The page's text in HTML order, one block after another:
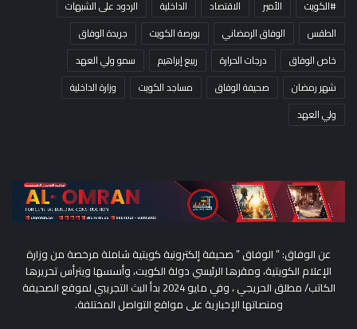
#الكويت الأمير الاقتصاد الداخلية
الردود على الشبهات
الطقس
الوفاق الرمضاني بورصة الكويت
جريدة الوفاق
خاص الوفاق
درجات الحرارة ربيع إبراهيم
سمو ولي العهد
شهر رمضان
صحيفة الوفاق مساجد الكويت
وزارة الداخلية
ولي العهد
عن الوفاق: ” الوفاق ” صحيفة إلكترونية كويتية شاملة مرخصة من وزارة
الإعلام الكويتية، ومقرها الرئيسي دولة الكويت، وأسسها ويترأس تحريرها
الكاتب/ مطلق الحريجي ، وفي مايو 2024 بدأ البث التجريبي لموقع الصحيفة
ومنصاتها الإخبارية على مواقع التواصل المختلفة.